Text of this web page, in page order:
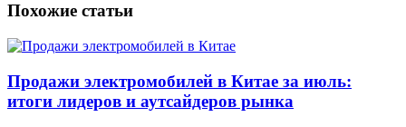
Похожие статьи
Продажи электромобилей в Китае за июль:
итоги лидеров и аутсайдеров рынка